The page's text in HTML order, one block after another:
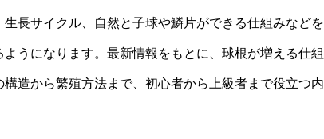
長サイクル、自然と子球や鱗片ができる仕組みなどを
うになります。最新情報をもとに、球根が増える仕組
造から繁殖方法まで、初心者から上級者まで役立つ内